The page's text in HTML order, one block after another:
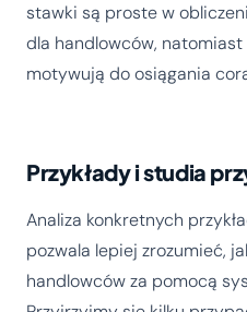
stawki są proste w
dla handlowców,
motywują do osiągania
Przykłady i studia
Analiza konkretnych
pozwala lepiej zrozumieć,
handlowców za pomocą